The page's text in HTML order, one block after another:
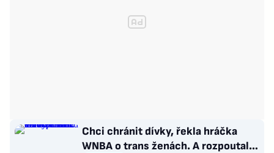
Chci chránit dívky, řekla hráčka
WNBA o trans ženách. A rozpoutala